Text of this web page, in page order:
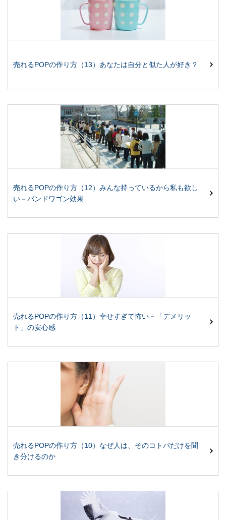
売れるPOPの作り方（13）あなたは自分と似た人が好き？
売れるPOPの作り方（12）みんな持っているから私も欲し
い－バンドワゴン効果
売れるPOPの作り方（11）幸せすぎて怖い－「デメリッ
ト」の安心感
売れるPOPの作り方（10）なぜ人は、そのコトバだけを聞
き分けるのか